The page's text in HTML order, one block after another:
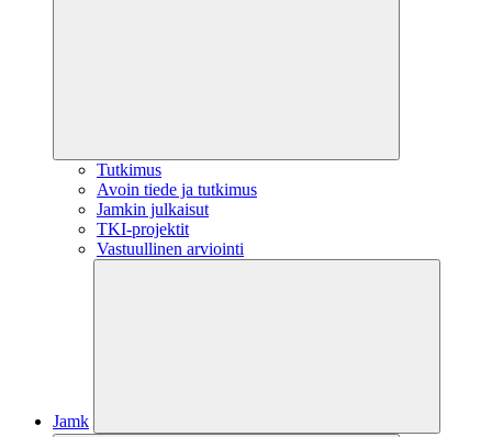
Tutkimus
Avoin tiede ja tutkimus
Jamkin julkaisut
TKI-projektit
Vastuullinen arviointi
Jamk